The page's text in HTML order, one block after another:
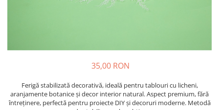
35,00 RON
Ferigă stabilizată decorativă, ideală pentru tablouri cu licheni,
aranjamente botanice și decor interior natural. Aspect premium, fără
întreținere, perfectă pentru proiecte DIY și decoruri moderne. Metodă